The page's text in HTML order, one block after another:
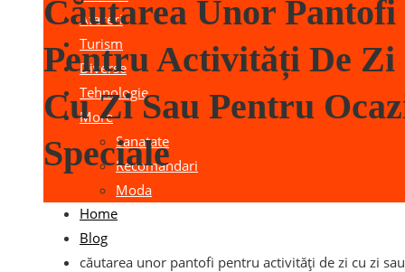
Afaceri
Turism
Diverse
Tehnologie
More
Sanatate
Recomandari
Moda
Căutarea Unor Pantofi
Pentru Activități De Zi
Cu Zi Sau Pentru
Speciale
Home
Blog
căutarea unor pantofi pentru activități de zi cu zi sau